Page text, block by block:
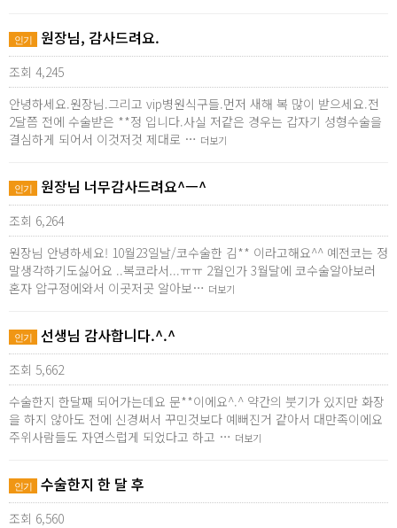
인기 원장님, 감사드려요.
조회 4,245
안녕하세요.원장님.그리고 vip병원식구들.먼저 새해 복 많이 받으세요.전
2달쯤 전에 수술받은 **정 입니다.사실 저같은 경우는 갑자기 성형수술을
결심하게 되어서 이것저것 제대로 … 더보기
인기 원장님 너무감사드려요^ㅡ^
조회 6,264
원장님 안녕하세요! 10월23일날/코수술한 김** 이라고해요^^ 예전코는 정
말생각하기도싫어요 ..복코라서...ㅠㅠ 2월인가 3월달에 코수술알아보러
혼자 압구정에와서 이곳저곳 알아보… 더보기
인기 선생님 감사합니다.^.^
조회 5,662
수술한지 한달째 되어가는데요 문**이에요^.^ 약간의 붓기가 있지만 화장
을 하지 않아도 전에 신경써서 꾸민것보다 예뻐진거 같아서 대만족이에요
주위사람들도 자연스럽게 되었다고 하고 … 더보기
인기 수술한지 한 달 후
조회 6,560